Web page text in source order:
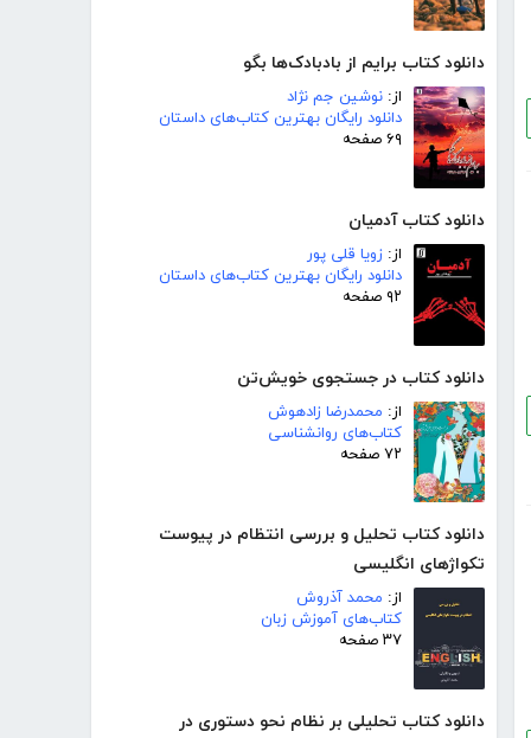
دانلود کتاب برایم از بادبادک‌ها بگو
از: نوشین جم نژاد
دانلود رایگان بهترین کتاب‌های داستان
۶۹ صفحه
دانلود کتاب آدمیان
از: زویا قلی پور
دانلود رایگان بهترین کتاب‌های داستان
۹۲ صفحه
دانلود کتاب در جستجوی خویش‌تن
از: محمدرضا زادهوش
کتاب‌های روانشناسی
۷۲ صفحه
دانلود کتاب تحلیل و بررسی انتظام در پیوست
تکواژهای انگلیسی
از: محمد آذروش
کتاب‌های آموزش زبان
۳۷ صفحه
دانلود کتاب تحلیلی بر نظام نحو دستوری در